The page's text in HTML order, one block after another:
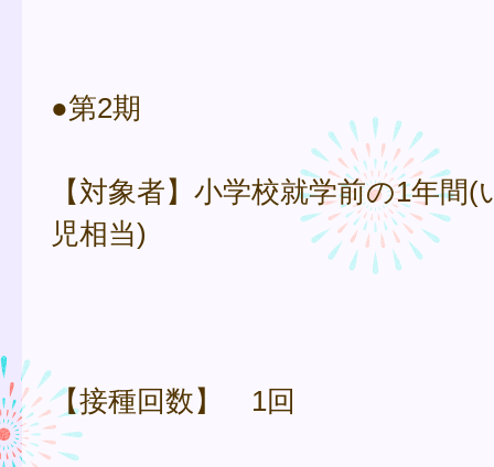
●第2期
【対象者】小学校就学前の1年間
児相当)
【接種回数】 1回